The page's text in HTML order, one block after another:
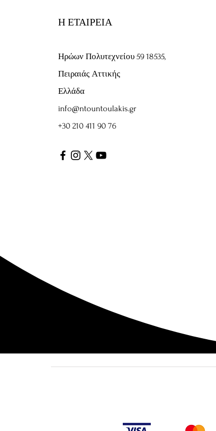
Η ΕΤΑΙΡΕΙΑ
Ηρώων Πολυτεχνείου 5918535,
Πειραιάς Αττικής
Ελλάδα
info@ntountoulakis.gr
+30 210 411 90 76